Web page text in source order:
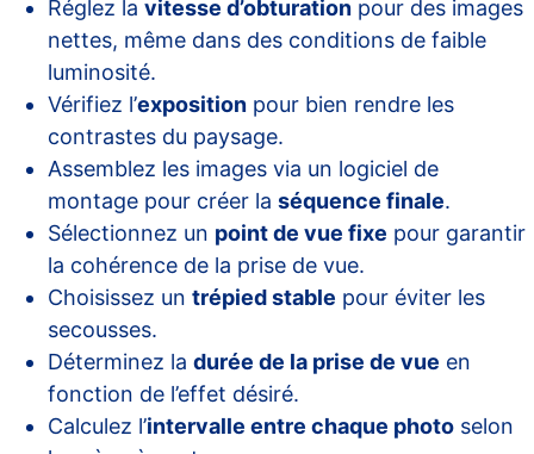
Réglez la vitesse d’obturation pour des images
nettes, même dans des conditions de faible
luminosité.
Vérifiez l’exposition pour bien rendre les
contrastes du paysage.
Assemblez les images via un logiciel de
montage pour créer la séquence finale.
Sélectionnez un point de vue fixe pour garantir
la cohérence de la prise de vue.
Choisissez un trépied stable pour éviter les
secousses.
Déterminez la durée de la prise de vue en
fonction de l’effet désiré.
Calculez l’intervalle entre chaque photo selon